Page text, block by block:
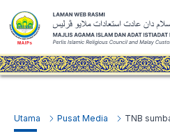
Utama Pusat Media